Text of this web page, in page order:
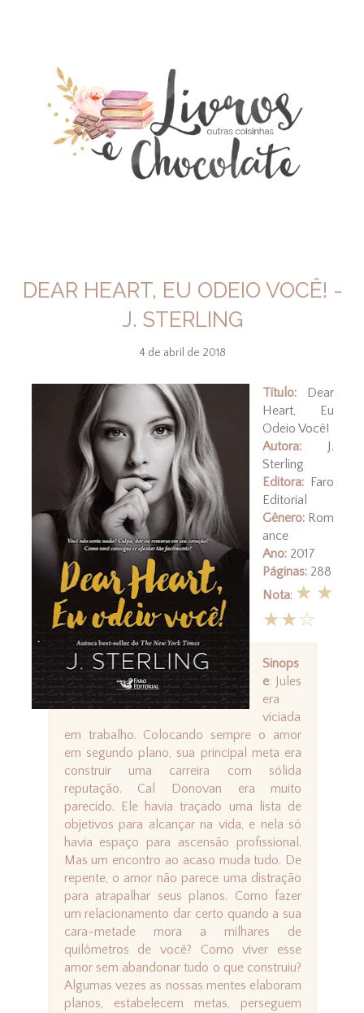
DEAR HEART, EU ODEIO VOCÊ! -
J. STERLING
4 de abril de 2018
Título: Dear
Heart, Eu
Odeio Você!
Autora:J.
Sterling
Editora:Faro
Editorial
Gênero:Rom
ance
Ano:2017
Páginas:288
Nota: ★★
★★☆
Sinops
e: Jules
era
viciada
em trabalho. Colocando sempre o amor
em segundo plano, sua principal meta era
construir uma carreira com sólida
reputação. Cal Donovan era muito
parecido. Ele havia traçado uma lista de
objetivos para alcançar na vida, e nela só
havia espaço para ascensão profissional.
Mas um encontro ao acaso muda tudo. De
repente, o amor não parece uma distração
para atrapalhar seus planos. Como fazer
um relacionamento dar certo quando a sua
cara-metade mora a milhares de
quilômetros de você? Como viver esse
amor sem abandonar tudo o que construiu?
Algumas vezes as nossas mentes elaboram
planos, estabelecem metas, perseguem